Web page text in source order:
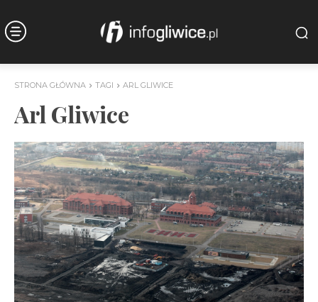
STRONA GŁÓWNA TAGI ARL GLIWICE
Arl Gliwice